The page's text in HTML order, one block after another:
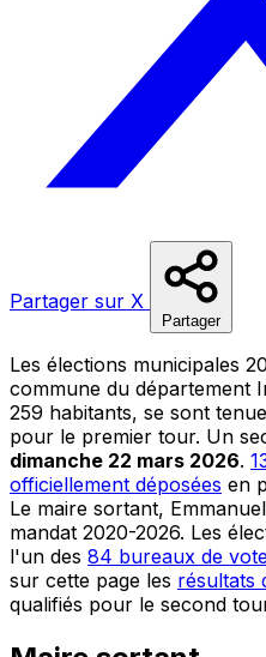
Partager sur X
Partager
Les élections municipales
commune du département
259 habitants, se sont
pour le premier tour. Un
dimanche 22 mars 2026.
officiellement déposées en
Le maire sortant,
mandat 2020-2026. Les
l'un des 84 bureaux de
sur cette page les résultats
qualifiés pour le second